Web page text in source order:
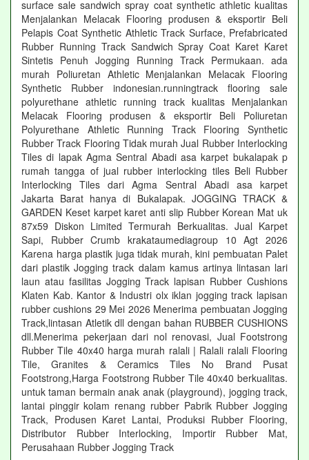
surface sale sandwich spray coat synthetic athletic kualitas
Menjalankan Melacak Flooring produsen & eksportir Beli
Pelapis Coat Synthetic Athletic Track Surface, Prefabricated
Rubber Running Track Sandwich Spray Coat Karet Karet
Sintetis Penuh Jogging Running Track Permukaan. ada
murah Poliuretan Athletic Menjalankan Melacak Flooring
Synthetic Rubber indonesian.runningtrack flooring sale
polyurethane athletic running track kualitas Menjalankan
Melacak Flooring produsen & eksportir Beli Poliuretan
Polyurethane Athletic Running Track Flooring Synthetic
Rubber Track Flooring Tidak murah Jual Rubber Interlocking
Tiles di lapak Agma Sentral Abadi asa karpet bukalapak p
rumah tangga of jual rubber interlocking tiles Beli Rubber
Interlocking Tiles dari Agma Sentral Abadi asa karpet
Jakarta Barat hanya di Bukalapak. JOGGING TRACK &
GARDEN Keset karpet karet anti slip Rubber Korean Mat uk
87x59 Diskon Limited Termurah Berkualitas. Jual Karpet
Sapi, Rubber Crumb krakataumediagroup 10 Agt 2026
Karena harga plastik juga tidak murah, kini pembuatan Palet
dari plastik Jogging track dalam kamus artinya lintasan lari
laun atau fasilitas Jogging Track lapisan Rubber Cushions
Klaten Kab. Kantor & Industri olx iklan jogging track lapisan
rubber cushions 29 Mei 2026 Menerima pembuatan Jogging
Track,lintasan Atletik dll dengan bahan RUBBER CUSHIONS
dll.Menerima pekerjaan dari nol renovasi, Jual Footstrong
Rubber Tile 40x40 harga murah ralali | Ralali ralali Flooring
Tile, Granites & Ceramics Tiles No Brand Pusat
Footstrong,Harga Footstrong Rubber Tile 40x40 berkualitas.
untuk taman bermain anak anak (playground), jogging track,
lantai pinggir kolam renang rubber Pabrik Rubber Jogging
Track, Produsen Karet Lantai, Produksi Rubber Flooring,
Distributor Rubber Interlocking, Importir Rubber Mat,
Perusahaan Rubber Jogging Track